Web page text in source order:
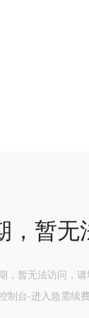
，暂无
，暂无法访问，
制台-进入急需续